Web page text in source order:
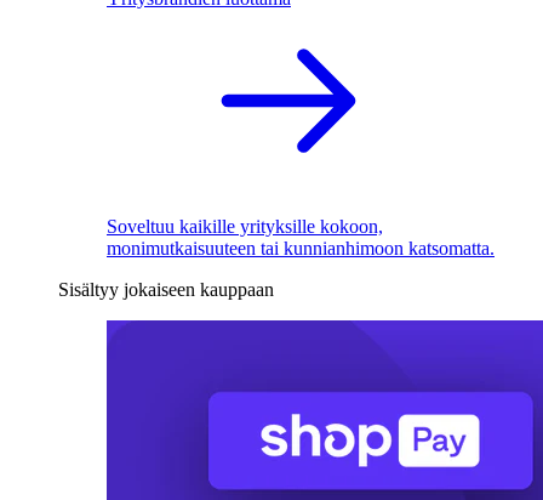
Soveltuu kaikille yrityksille kokoon,
monimutkaisuuteen tai kunnianhimoon katsomatta.
Sisältyy jokaiseen kauppaan